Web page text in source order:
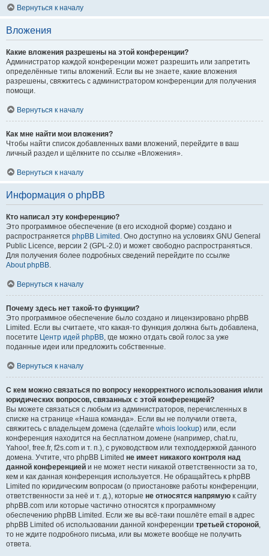
Вернуться к началу
Вложения
Какие вложения разрешены на этой конференции?
Администратор каждой конференции может разрешить или запретить
определённые типы вложений. Если вы не знаете, какие вложения
разрешены, свяжитесь с администратором конференции для получения
помощи.
Вернуться к началу
Как мне найти мои вложения?
Чтобы найти список добавленных вами вложений, перейдите в ваш
личный раздел и щёлкните по ссылке «Вложения».
Вернуться к началу
Информация о phpBB
Кто написал эту конференцию?
Это программное обеспечение (в его исходной форме) создано и
распространяется phpBB Limited . Оно доступно на условиях GNU General
Public Licence, версии 2 (GPL-2.0) и может свободно распространяться.
Для получения более подробных сведений перейдите по ссылке
About phpBB.
Вернуться к началу
Почему здесь нет такой-то функции?
Это программное обеспечение было создано и лицензировано phpBB
Limited. Если вы считаете, что какая-то функция должна быть добавлена,
посетите Центр идей phpBB, где можно отдать свой голос за уже
поданные идеи или предложить собственные.
Вернуться к началу
С кем можно связаться по вопросу некорректного использования и/или
юридических вопросов, связанных с этой конференцией?
Вы можете связаться с любым из администраторов, перечисленных в
списке на странице «Наша команда». Если вы не получили ответа,
свяжитесь с владельцем домена (сделайте whois lookup) или, если
конференция находится на бесплатном домене (например, chat.ru,
Yahoo!, free.fr, f2s.com и т. п.), с руководством или техподдержкой данного
домена. Учтите, что phpBB Limited не имеет никакого контроля над
данной конференцией и не может нести никакой ответственности за то,
кем и как данная конференция используется. Не обращайтесь к phpBB
Limited по юридическим вопросам (о приостановке работы конференции,
ответственности за неё и т. д.), которые не относятся напрямую к сайту
phpBB.com или которые частично относятся к программному
обеспечению phpBB Limited. Если же вы всё-таки пошлёте email в адрес
phpBB Limited об использовании данной конференции третьей стороной,
то не ждите подробного письма, или вы можете вообще не получить
ответа.